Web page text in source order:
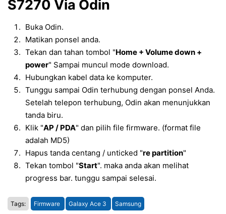
S7270 Via Odin
Buka Odin.
Matikan ponsel anda.
Tekan dan tahan tombol "Home + Volume down +
power" Sampai muncul mode download.
Hubungkan kabel data ke komputer.
Tunggu sampai Odin terhubung dengan ponsel Anda.
Setelah telepon terhubung, Odin akan menunjukkan
tanda biru.
Klik "AP / PDA" dan pilih file firmware. (format file
adalah MD5)
Hapus tanda centang / unticked "re partition"
Tekan tombol "Start". maka anda akan melihat
progress bar. tunggu sampai selesai.
Tags: Firmware Galaxy Ace 3 Samsung